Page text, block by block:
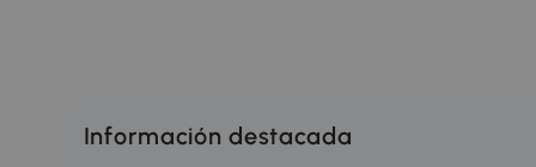
Información destacada